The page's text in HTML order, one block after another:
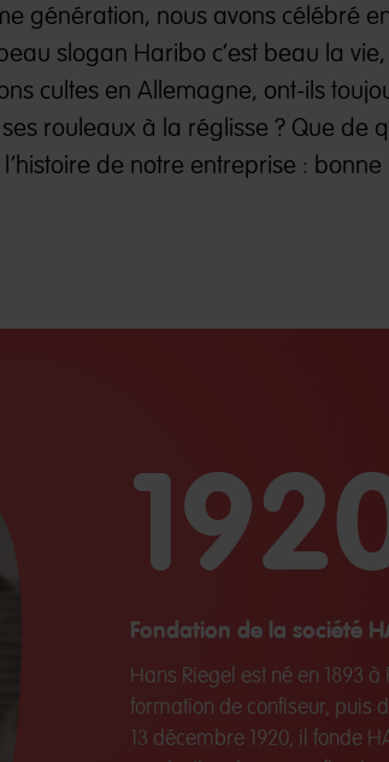
génération, nous avons célébré
slogan Haribo c’est beau la
cultes en Allemagne, ont-ils
rouleaux à la réglisse ? Que de
de notre entreprise : bonne
Fondation de la société
Hans Riegel est né en 1893
formation de confiseur, puis
13 décembre 1920, il fonde